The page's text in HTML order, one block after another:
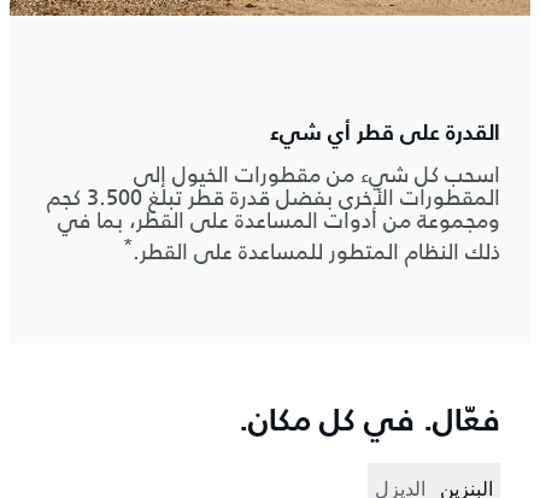
القدرة على قطر أي شيء
اسحب كل شيء من مقطورات الخيول إلى
المقطورات الأخرى بفضل قدرة قطر تبلغ 3.500 كجم
ومجموعة من أدوات المساعدة على القطر، بما في
ذلك النظام المتطور للمساعدة على القطر.*
فعّال. في كل مكان.
البنزين الديزل